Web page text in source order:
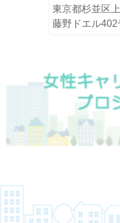
東京都杉並区
藤野ドエル402